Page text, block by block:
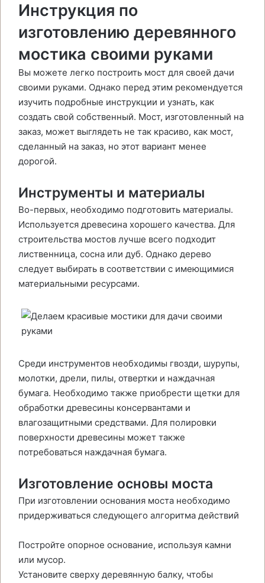
Инструкция по
изготовлению деревянного
мостика своими руками
Вы можете легко построить мост для своей дачи
своими руками. Однако перед этим рекомендуется
изучить подробные инструкции и узнать, как
создать свой собственный. Мост, изготовленный на
заказ, может выглядеть не так красиво, как мост,
сделанный на заказ, но этот вариант менее
дорогой.
Инструменты и материалы
Во-первых, необходимо подготовить материалы.
Используется древесина хорошего качества. Для
строительства мостов лучше всего подходит
лиственница, сосна или дуб. Однако дерево
следует выбирать в соответствии с имеющимися
материальными ресурсами.
Среди инструментов необходимы гвозди, шурупы,
молотки, дрели, пилы, отвертки и наждачная
бумага. Необходимо также приобрести щетки для
обработки древесины консервантами и
влагозащитными средствами. Для полировки
поверхности древесины может также
потребоваться наждачная бумага.
Изготовление основы моста
При изготовлении основания моста необходимо
придерживаться следующего алгоритма действий
Постройте опорное основание, используя камни
или мусор.
Установите сверху деревянную балку, чтобы